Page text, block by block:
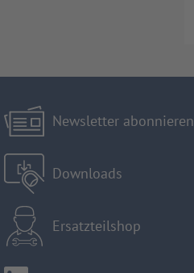
Newsletter abonnieren
Downloads
Ersatzteilshop